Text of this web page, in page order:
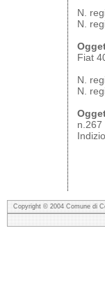
N.
N.
Fiat
N.
N.
Copyright © 2004 Comune di